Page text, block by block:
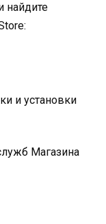
найдите
и установки
Магазина